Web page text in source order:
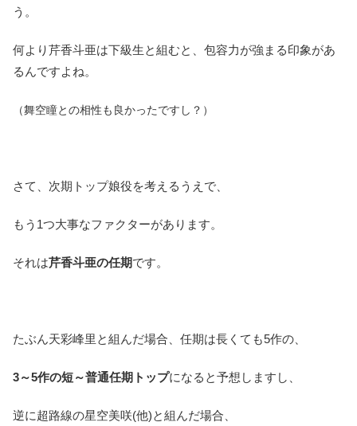
う。
何より芹香斗亜は下級生と組むと、包容力が強まる印象があ
るんですよね。
（舞空瞳との相性も良かったですし？）
さて、次期トップ娘役を考えるうえで、
もう1つ大事なファクターがあります。
それは芹香斗亜の任期です。
たぶん天彩峰里と組んだ場合、任期は長くても5作の、
3～5作の短～普通任期トップになると予想しますし、
逆に超路線の星空美咲(他)と組んだ場合、